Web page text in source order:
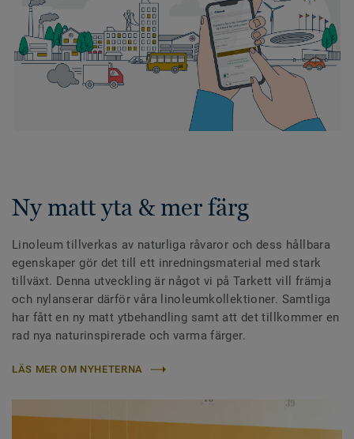
Ny matt yta & mer färg
Linoleum tillverkas av naturliga råvaror och dess hållbara
egenskaper gör det till ett inredningsmaterial med stark
tillväxt. Denna utveckling är något vi på Tarkett vill främja
och nylanserar därför våra linoleumkollektioner. Samtliga
har fått en ny matt ytbehandling samt att det tillkommer en
rad nya naturinspirerade och varma färger.
LÄS MER OM NYHETERNA